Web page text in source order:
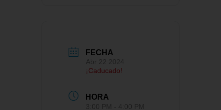
FECHA
¡Caducado!
HORA